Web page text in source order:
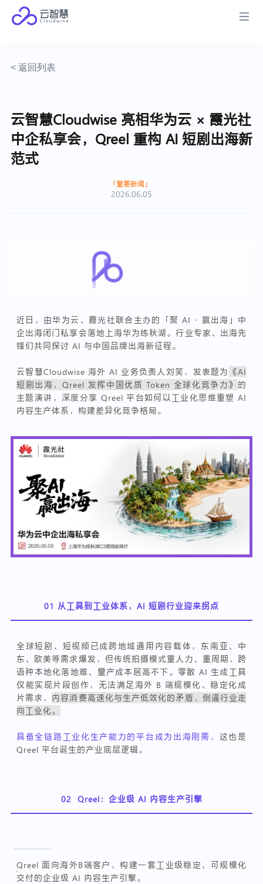
< 返回列表
云智慧Cloudwise 亮相华为云 × 霞光社
中企私享会，Qreel 重构 AI 短剧出海新
范式
重要新闻
2026.06.05
近日，由华为云、霞光社联合主办的「聚 AI · 赢出海」中
企出海闭门私享会落地上海华为练秋湖。行业专家、出海先
锋们共同探讨 AI 与中国品牌出海新征程。
云智慧Cloudwise 海外 AI 业务负责人刘笑，发表题为 《AI
短剧出海，Qreel 发挥中国优质 Token 全球化竞争力》 的
主题演讲，深度分享 Qreel 平台如何以工业化思维重塑 AI
内容生产体系，构建差异化竞争格局。
01 从工具到工业体系，AI 短剧行业迎来拐点
全球短剧、短视频已成跨地域通用内容载体，东南亚、中
东、欧美等需求爆发，但传统拍摄模式重人力、重周期，跨
语种本地化落地难、量产成本居高不下。零散 AI 生成工具
仅能实现片段创作，无法满足海外 B 端规模化、稳定化成
片需求， 内容消费高速化与生产低效化的矛盾，倒逼行业走
向工业化。
具备全链路工业化生产能力的平台成为出海刚需， 这也是
Qreel 平台诞生的产业底层逻辑。
02 Qreel：企业级 AI 内容生产引擎
“
Qreel 面向海外B端客户，构建一套工业级稳定、可规模化
交付的企业级 AI 内容生产引擎。